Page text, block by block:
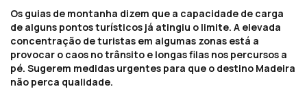
Os guias de montanha dizem que a capacidade de carga
de alguns pontos turísticos já atingiu o limite. A elevada
concentração de turistas em algumas zonas está a
provocar o caos no trânsito e longas filas nos percursos a
pé. Sugerem medidas urgentes para que o destino Madeira
não perca qualidade.